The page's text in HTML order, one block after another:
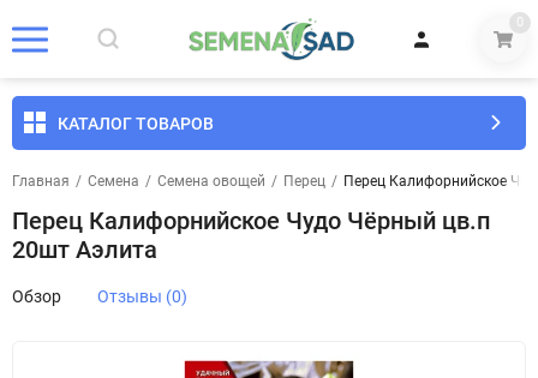
0
КАТАЛОГ ТОВАРОВ
Главная / Семена / Семена овощей / Перец / Перец Калифорнийское
Перец Калифорнийское Чудо Чёрный цв.п
20шт Аэлита
Обзор Отзывы (0)